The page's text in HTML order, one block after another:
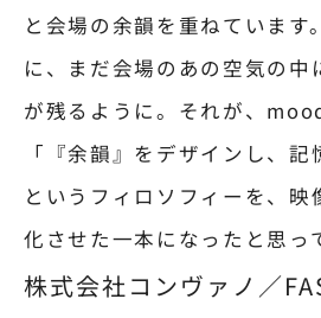
と会場の余韻を重ねています
に、まだ会場のあの空気の中
が残るように。それが、
「『余韻』をデザインし、記
というフィロソフィーを、映
化させた一本になったと思っ
株式会社コンヴァノ／